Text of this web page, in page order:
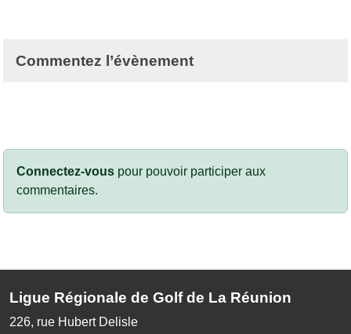
Commentez l’évènement
Connectez-vous pour pouvoir participer aux
commentaires.
Ligue Régionale de Golf de La Réunion
226, rue Hubert Delisle